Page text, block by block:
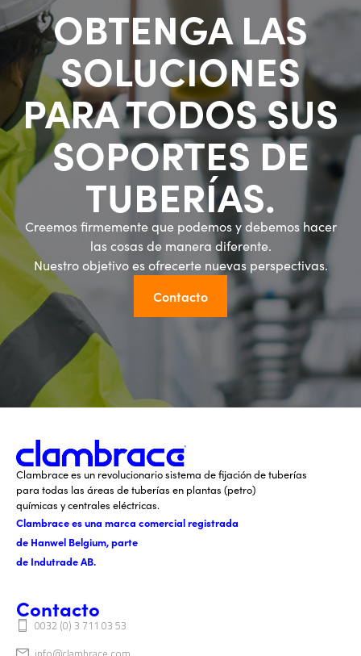
OBTENGA LAS
SOLUCIONES
PARA TODOS SUS
SOPORTES DE
TUBERÍAS.
Creemos firmemente que podemos y debemos hacer
las cosas de manera diferente.
Nuestro objetivo es ofrecerte nuevas perspectivas.
Contacto
Clambrace es un revolucionario sistema de fijación de tuberías
para todas las áreas de tuberías en plantas (petro)
químicas y centrales eléctricas.
Clambrace es una marca comercial registrada
de Hanwel Belgium, parte
de Indutrade AB.
Contacto
0032 (0) 3 711 03 53